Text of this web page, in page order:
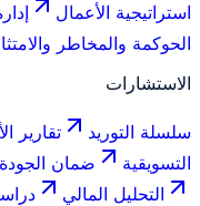
استراتيجية الأعمال
الحوكمة والمخاطر
الاستشارات
سلسلة التوريد تقارير
التسويقية
ضمان الجودة
التحليل المالي